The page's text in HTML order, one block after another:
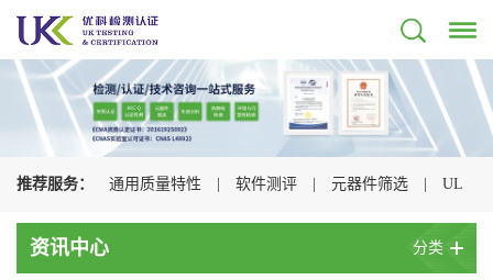
推荐服务： 通用质量特性 | 软件测评 | 元器件筛选 | UL
认证 | CSA认证
资讯中心 分类